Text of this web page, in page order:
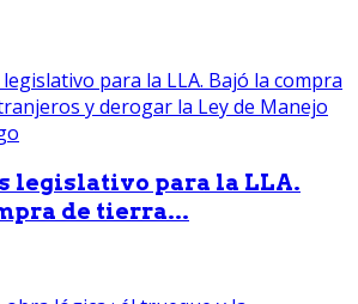
legislativo para la LLA.
de tierra...